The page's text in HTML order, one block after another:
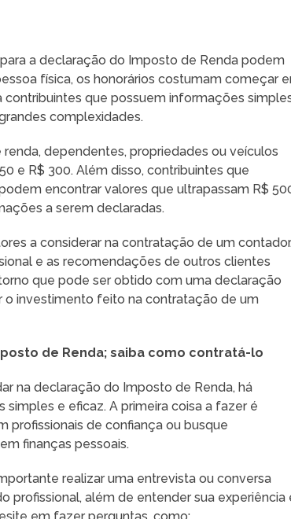
a declaração do Imposto de Renda podem
física, os honorários costumam começar
que possuem informações
complexidades.
dependentes, propriedades ou veículos
e R$ 300. Além disso, contribuintes que
encontrar valores que ultrapassam R$
a serem declaradas.
a considerar na contratação de um
e as recomendações de outros clientes
que pode ser obtido com uma declaração
investimento feito na contratação de um
de Renda; saiba como contratá-lo
na declaração do Imposto de Renda, há
e eficaz. A primeira coisa a fazer é
profissionais de confiança ou busque
finanças pessoais.
realizar uma entrevista ou conversa
profissional, além de entender sua experiência